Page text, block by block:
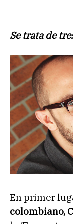
Se trata de
En primer
colombiano,